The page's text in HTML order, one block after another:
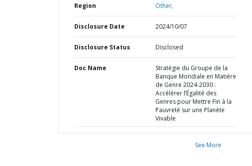
Region Other,
Disclosure Date 2024/10/07
Disclosure Status Disclosed
Doc Name
Stratégie du Groupe de la
Banque Mondiale en Matière
de Genre 2024-2030 :
Accélérer l’Égalité des
Genres pour Mettre Fin à la
Pauvreté sur une Planète
Vivable
See More